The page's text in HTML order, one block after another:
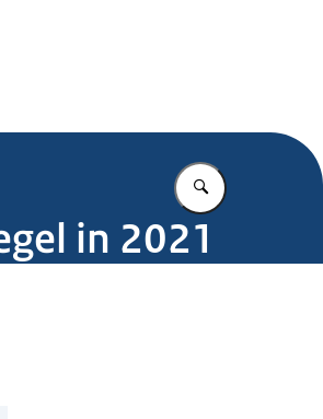
Vul in wat u
in 2021